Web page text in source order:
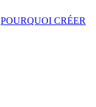
POURQUOI CRÉER